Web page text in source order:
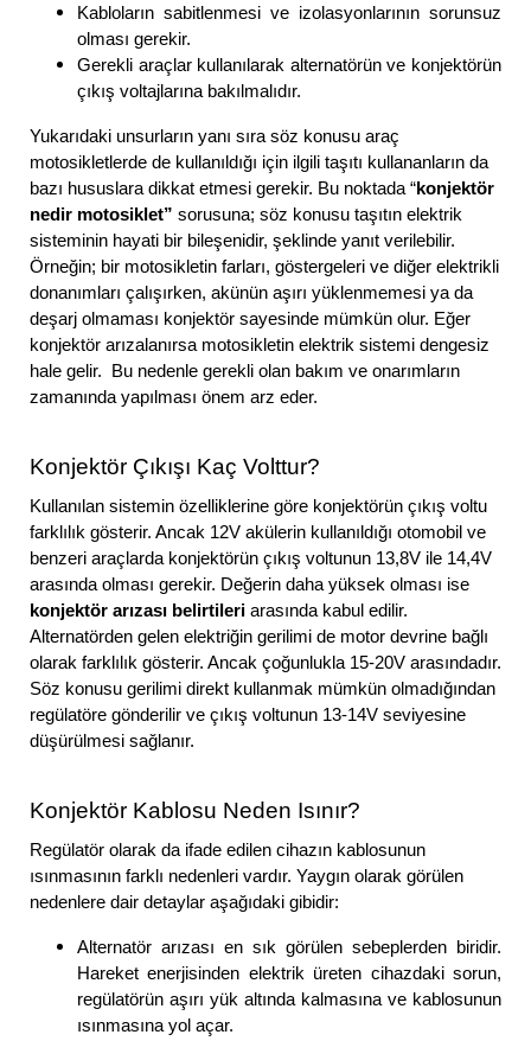
Kabloların sabitlenmesi ve izolasyonlarının sorunsuz
olması gerekir.
Gerekli araçlar kullanılarak alternatörün ve konjektörün
çıkış voltajlarına bakılmalıdır.
Yukarıdaki unsurların yanı sıra söz konusu araç
motosikletlerde de kullanıldığı için ilgili taşıtı kullananların da
bazı hususlara dikkat etmesi gerekir. Bu noktada “konjektör
nedir motosiklet” sorusuna; söz konusu taşıtın elektrik
sisteminin hayati bir bileşenidir, şeklinde yanıt verilebilir.
Örneğin; bir motosikletin farları, göstergeleri ve diğer elektrikli
donanımları çalışırken, akünün aşırı yüklenmemesi ya da
deşarj olmaması konjektör sayesinde mümkün olur. Eğer
konjektör arızalanırsa motosikletin elektrik sistemi dengesiz
hale gelir. Bu nedenle gerekli olan bakım ve onarımların
zamanında yapılması önem arz eder.
Konjektör Çıkışı Kaç Volttur?
Kullanılan sistemin özelliklerine göre konjektörün çıkış voltu
farklılık gösterir. Ancak 12V akülerin kullanıldığı otomobil ve
benzeri araçlarda konjektörün çıkış voltunun 13,8V ile 14,4V
arasında olması gerekir. Değerin daha yüksek olması ise
konjektör arızası belirtileri arasında kabul edilir.
Alternatörden gelen elektriğin gerilimi de motor devrine bağlı
olarak farklılık gösterir. Ancak çoğunlukla 15-20V arasındadır.
Söz konusu gerilimi direkt kullanmak mümkün olmadığından
regülatöre gönderilir ve çıkış voltunun 13-14V seviyesine
düşürülmesi sağlanır.
Konjektör Kablosu Neden Isınır?
Regülatör olarak da ifade edilen cihazın kablosunun
ısınmasının farklı nedenleri vardır. Yaygın olarak görülen
nedenlere dair detaylar aşağıdaki gibidir:
Alternatör arızası en sık görülen sebeplerden biridir.
Hareket enerjisinden elektrik üreten cihazdaki sorun,
regülatörün aşırı yük altında kalmasına ve kablosunun
ısınmasına yol açar.